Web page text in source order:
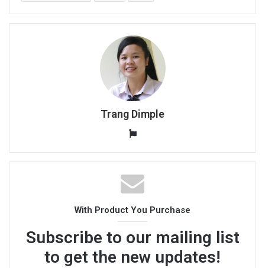
Trang Dimple
W
b
s
i
e
With Product You Purchase
Subscribe to our mailing list
to get the new updates!